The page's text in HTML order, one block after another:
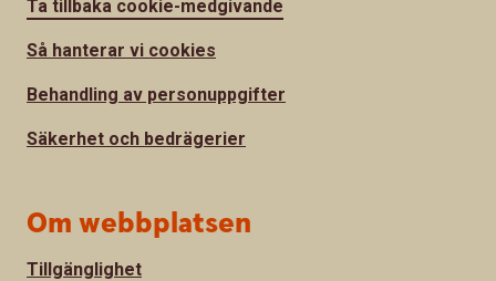
Ta tillbaka cookie-medgivande
Så hanterar vi cookies
Behandling av personuppgifter
Säkerhet och bedrägerier
Om webbplatsen
Tillgänglighet